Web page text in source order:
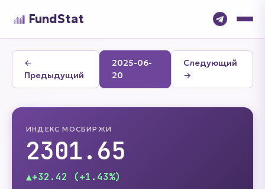
FundStat
←
Предыдущий
2025-06-
20
Следующий
→
ИНДЕКС МОСБИРЖИ
2301.65
▲+32.42 (+1.43%)